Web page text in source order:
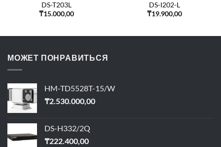
DS-T203L
₸15.000,00
DS-I202-L
₸19.900,00
МОЖЕТ ПОНРАВИТЬСЯ
HM-TD5528T-15/W
₸2.530.000,00
DS-H332/2Q
₸222.400,00